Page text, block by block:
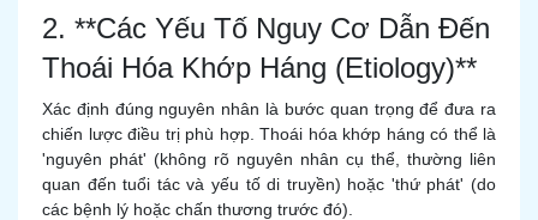
2. **Các Yếu Tố Nguy Cơ Dẫn Đến
Thoái Hóa Khớp Háng (Etiology)**
Xác định đúng nguyên nhân là bước quan trọng để đưa ra
chiến lược điều trị phù hợp. Thoái hóa khớp háng có thể là
'nguyên phát' (không rõ nguyên nhân cụ thể, thường liên
quan đến tuổi tác và yếu tố di truyền) hoặc 'thứ phát' (do
các bệnh lý hoặc chấn thương trước đó).